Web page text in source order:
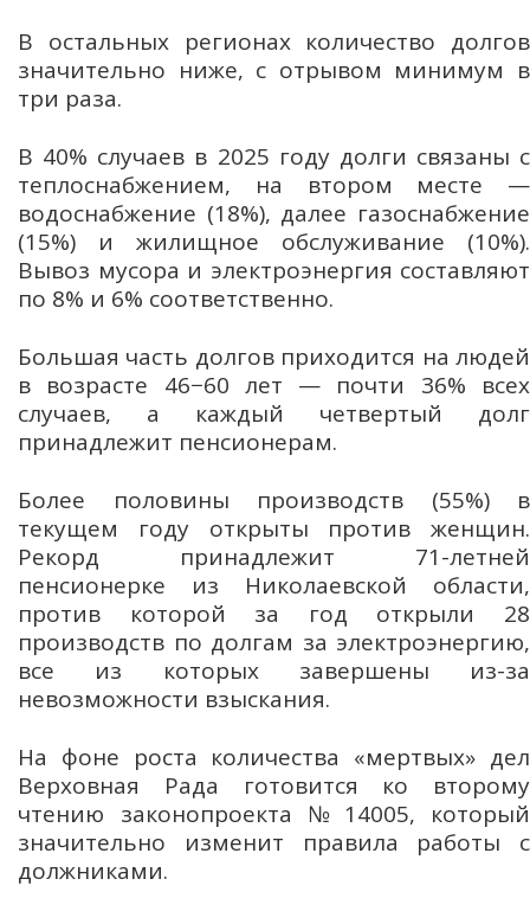
В остальных регионах количество долгов
значительно ниже, с отрывом минимум в
три раза.
В 40% случаев в 2025 году долги связаны с
теплоснабжением, на втором месте —
водоснабжение (18%), далее газоснабжение
(15%) и жилищное обслуживание (10%).
Вывоз мусора и электроэнергия составляют
по 8% и 6% соответственно.
Большая часть долгов приходится на людей
в возрасте 46−60 лет — почти 36% всех
случаев, а каждый четвертый долг
принадлежит пенсионерам.
Более половины производств (55%) в
текущем году открыты против женщин.
Рекорд принадлежит 71-летней
пенсионерке из Николаевской области,
против которой за год открыли 28
производств по долгам за электроэнергию,
все из которых завершены из-за
невозможности взыскания.
На фоне роста количества «мертвых» дел
Верховная Рада готовится ко второму
чтению законопроекта № 14005, который
значительно изменит правила работы с
должниками.